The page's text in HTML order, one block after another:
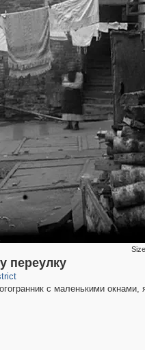
переулку
с маленькими